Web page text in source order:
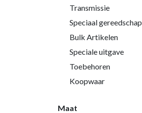
Transmissie
Speciaal gereedschap
Bulk Artikelen
Speciale uitgave
Toebehoren
Koopwaar
Maat